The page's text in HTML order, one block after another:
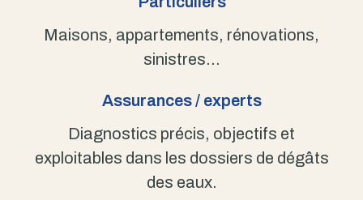
Maisons, appartements, rénovations,
sinistres…
Assurances / experts
Diagnostics précis, objectifs et
exploitables dans les dossiers de dégâts
des eaux.